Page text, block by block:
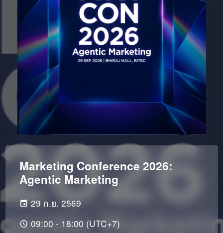
Marketing Conference 2026:
Agentic Marketing
29 ก.ย. 2569
09:00 - 18:00 (UTC+7)